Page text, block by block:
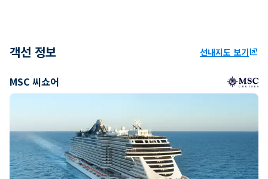
객선 정보 선내지도 보기ungroup
MSC 씨쇼어